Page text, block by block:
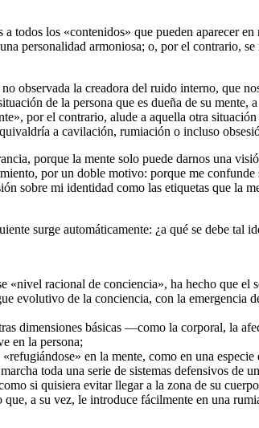
los «contenidos» que pueden aparecer
personalidad armoniosa; o, por el contrario,
observada la creadora del ruido interno, que
de la persona que es dueña de su
por el contrario, alude a aquella otra
a cavilación, rumiación o incluso
porque la mente solo puede darnos una
por un doble motivo: porque me
sobre mi identidad como las etiquetas que la
surge automáticamente: ¿a qué se debe tal
racional de conciencia», ha hecho que el
evolutivo de la conciencia, con la emergencia
básicas ―como la corporal, la
en la persona;
en la mente, como en una
toda una serie de sistemas defensivos de
si quisiera evitar llegar a la zona de su
a su vez, le introduce fácilmente en una